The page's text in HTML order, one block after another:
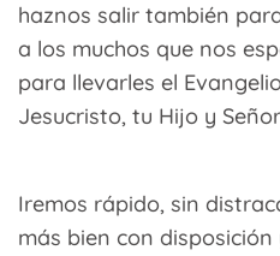
haznos salir también
a los muchos que nos
para llevarles el
Jesucristo, tu Hijo y
Iremos rápido, sin
más bien con disposición